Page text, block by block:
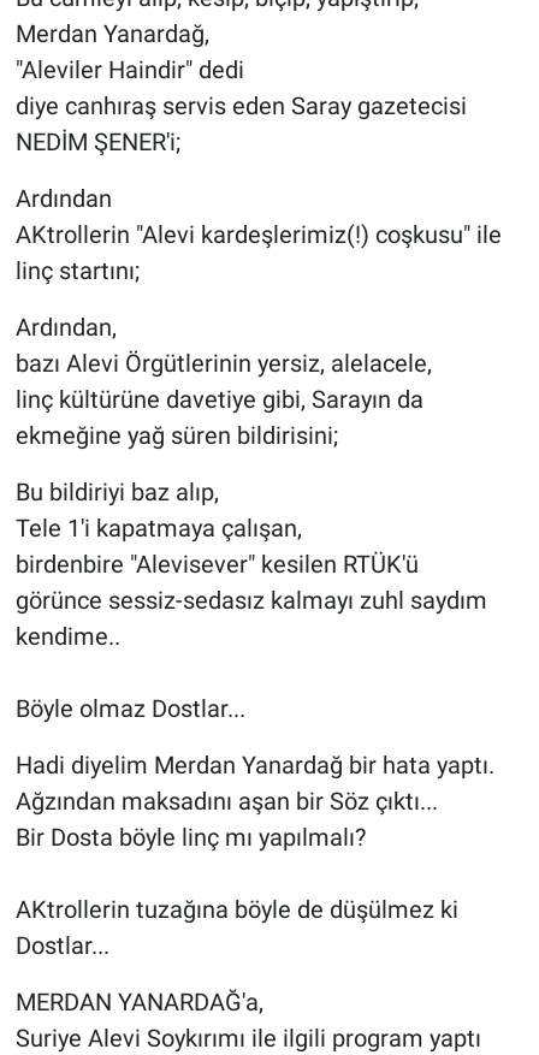
Merdan Yanardağ,
"Aleviler Haindir" dedi
diye canhıraş servis eden Saray gazetecisi
NEDİM ŞENER'i;
Ardından
AKtrollerin "Alevi kardeşlerimiz(!) coşkusu" ile
linç startını;
Ardından,
bazı Alevi Örgütlerinin yersiz, alelacele,
linç kültürüne davetiye gibi, Sarayın da
ekmeğine yağ süren bildirisini;
Bu bildiriyi baz alıp,
Tele 1'i kapatmaya çalışan,
birdenbire "Alevisever" kesilen RTÜK'ü
görünce sessiz-sedasız kalmayı zuhl saydım
kendime..
Böyle olmaz Dostlar...
Hadi diyelim Merdan Yanardağ bir hata yaptı.
Ağzından maksadını aşan bir Söz çıktı...
Bir Dosta böyle linç mı yapılmalı?
AKtrollerin tuzağına böyle de düşülmez ki
Dostlar...
MERDAN YANARDAĞ'a,
Suriye Alevi Soykırımı ile ilgili program yaptı
Canlı Yayın